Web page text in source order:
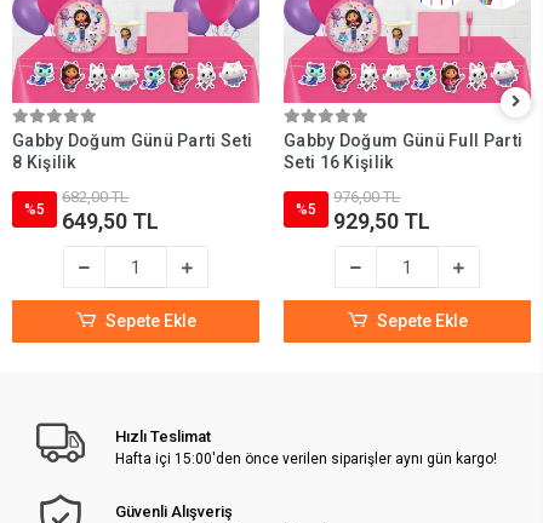
Gabby Doğum Günü Parti Seti
8 Kişilik
%5
682,00 TL
649,50 TL
Sepete Ekle
Gabby Doğum Günü Full Parti
Seti 16 Kişilik
%5
976,00 TL
929,50 TL
Sepete Ekle
Hızlı Teslimat
Hafta içi 15:00'den önce verilen siparişler aynı gün kargo!
Güvenli Alışveriş